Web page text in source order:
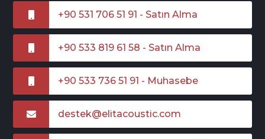
+90 531 706 51 91 - Satın Alma
+90 533 819 61 58 - Satın Alma
+90 533 736 51 91 - Muhasebe
destek@elitacoustic.com